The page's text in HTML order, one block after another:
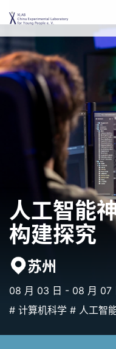
人工智能
构建探究
苏州
08 月 03 日 - 08 月 07
# 计算机科学 # 人工智